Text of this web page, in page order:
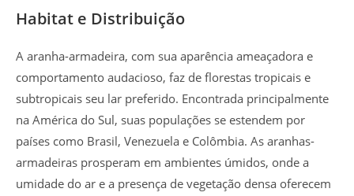
Habitat e Distribuição
A aranha-armadeira, com sua aparência ameaçadora e
comportamento audacioso, faz de florestas tropicais e
subtropicais seu lar preferido. Encontrada principalmente
na América do Sul, suas populações se estendem por
países como Brasil, Venezuela e Colômbia. As aranhas-
armadeiras prosperam em ambientes úmidos, onde a
umidade do ar e a presença de vegetação densa oferecem